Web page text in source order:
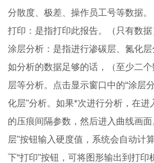
分散度、极差、操作员工号等数据。
打印：是指打印此报告。（只有数据
涂层分析：是指进行渗碳层、氮化
如分析的数据足够的话，（至少二
层等分析。点击显示窗口中的“涂层
化层"分析。如果*次进行分析，在进
的压痕间隔参数，然后进入曲线画
层"按钮输入硬度值，系统会自动计
下“打印"按钮，可将图形输出到打印